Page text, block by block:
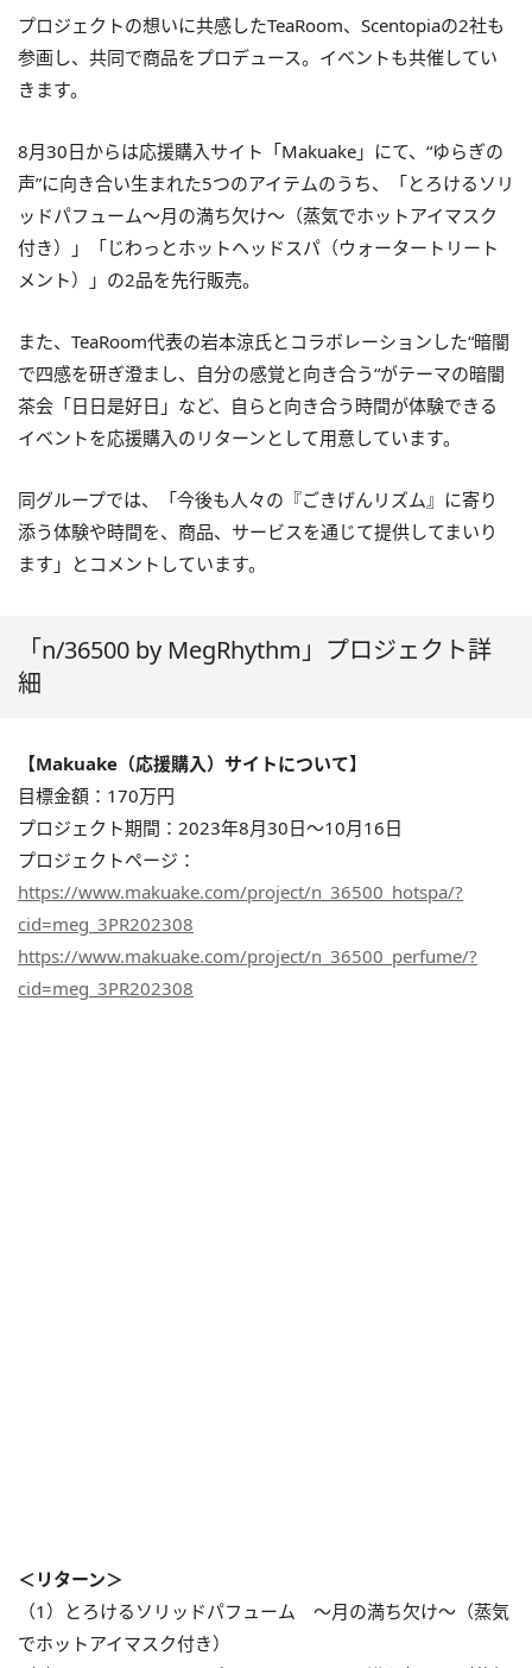
プロジェクトの想いに共感したTeaRoom、Scentopiaの2社も
参画し、共同で商品をプロデュース。イベントも共催してい
きます。
8月30日からは応援購入サイト「Makuake」にて、“ゆらぎの
声”に向き合い生まれた5つのアイテムのうち、「とろけるソリ
ッドパフューム～月の満ち欠け～（蒸気でホットアイマスク
付き）」「じわっとホットヘッドスパ（ウォータートリート
メント）」の2品を先行販売。
また、TeaRoom代表の岩本涼氏とコラボレーションした“暗闇
で四感を研ぎ澄まし、自分の感覚と向き合う“がテーマの暗闇
茶会「日日是好日」など、自らと向き合う時間が体験できる
イベントを応援購入のリターンとして用意しています。
同グループでは、「今後も人々の『ごきげんリズム』に寄り
添う体験や時間を、商品、サービスを通じて提供してまいり
ます」とコメントしています。
「n/36500 by MegRhythm」プロジェクト詳
細
【Makuake（応援購入）サイトについて】
目標金額：170万円
プロジェクト期間：2023年8月30日～10月16日
プロジェクトページ：
https://www.makuake.com/project/n_36500_hotspa/?
cid=meg_3PR202308
https://www.makuake.com/project/n_36500_perfume/?
cid=meg_3PR202308
＜リターン＞
（1）とろけるソリッドパフューム ～月の満ち欠け～（蒸気
でホットアイマスク付き）